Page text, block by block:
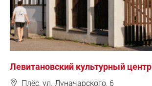
Левитановский культурный центр
❽ Плёс, ул. Луначарского, 6